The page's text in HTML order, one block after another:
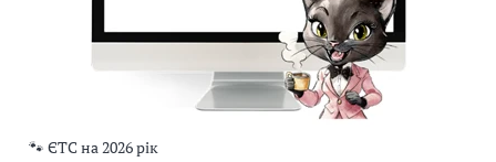
🐾 ЄТС на 2026 рік